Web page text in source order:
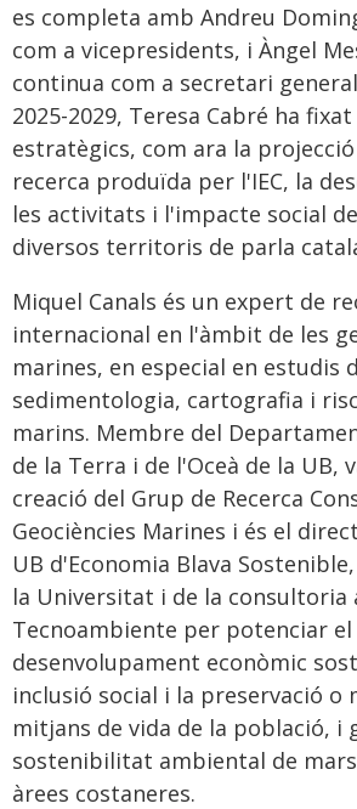
es completa amb Andreu
com a vicepresidents, i Àngel
continua com a secretari
2025-2029, Teresa Cabré ha
estratègics, com ara la
recerca produïda per l'IEC, la
les activitats i l'impacte social de
diversos territoris de parla
Miquel Canals és un expert de
internacional en l'àmbit de les
marines, en especial en estudis
sedimentologia, cartografia i
marins. Membre del
de la Terra i de l'Oceà de la UB,
creació del Grup de Recerca
Geociències Marines i és el
UB d'Economia Blava
la Universitat i de la consultoria
Tecnoambiente per potenciar el
desenvolupament econòmic
inclusió social i la preservació o
mitjans de vida de la població, i
sostenibilitat ambiental de mars
àrees costaneres.